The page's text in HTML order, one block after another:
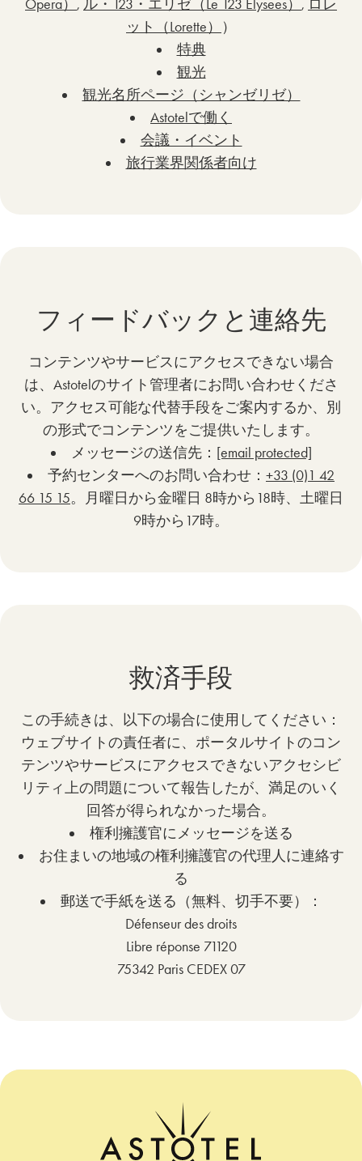
Opera） , ル・123・エリゼ（Le 123 Elysees） , ロレ
ット（Lorette）
）
特典
観光
観光名所ページ（シャンゼリゼ）
Astotelで働く
会議・イベント
旅行業界関係者向け
フィードバックと連絡先
コンテンツやサービスにアクセスできない場合
は、Astotelのサイト管理者にお問い合わせくださ
い。アクセス可能な代替手段をご案内するか、別
の形式でコンテンツをご提供いたします。
メッセージの送信先： [email protected]
予約センターへのお問い合わせ： +33 (0)1 42
66 15 15。月曜日から金曜日 8時から18時、土曜日
9時から17時。
救済手段
この手続きは、以下の場合に使用してください：
ウェブサイトの責任者に、ポータルサイトのコン
テンツやサービスにアクセスできないアクセシビ
リティ上の問題について報告したが、満足のいく
回答が得られなかった場合。
権利擁護官にメッセージを送る
お住まいの地域の権利擁護官の代理人に連絡す
る
郵送で手紙を送る（無料、切手不要）：
Défenseur des droits
Libre réponse 71120
75342 Paris CEDEX 07